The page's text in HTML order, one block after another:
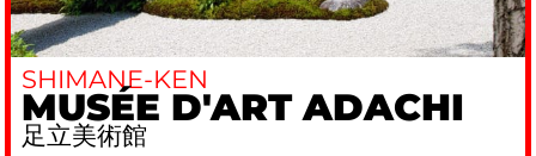
SHIMANE-KEN
MUSÉE D'ART ADACHI
足立美術館